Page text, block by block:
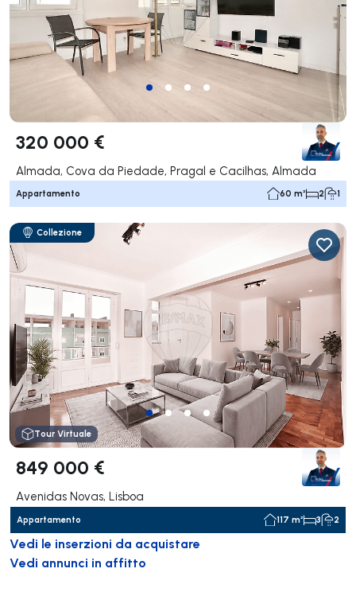
320 000 €
Almada, Cova da Piedade, Pragal e Cacilhas, Almada
Appartamento 60 m² 2 1
Collezione
Tour Virtuale
849 000 €
Avenidas Novas, Lisboa
Appartamento 117 m² 3 2
Vedi le inserzioni da acquistare
Vedi annunci in affitto